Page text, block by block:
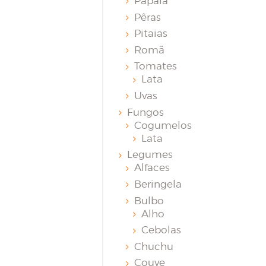
Pêras
Pitaias
Romã
Tomates
Lata
Uvas
Fungos
Cogumelos
Lata
Legumes
Alfaces
Beringela
Bulbo
Alho
Cebolas
Chuchu
Couve